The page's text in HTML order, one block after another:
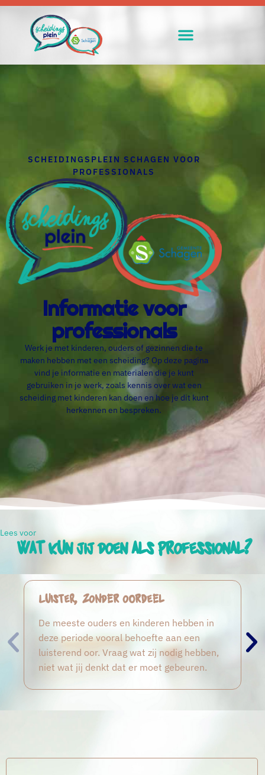
SCHEIDINGSPLEIN SCHAGEN VOOR
PROFESSIONALS
Informatie voor
professionals
Werk je met kinderen, ouders of gezinnen die te
maken hebben met een scheiding? Op deze pagina
vind je informatie en materialen die je kunt
gebruiken in je werk, zoals kennis over wat een
scheiding met kinderen kan doen en hoe je dit kunt
herkennen en bespreken.
Lees voor
Wat kun jij doen als professional?
Luister, zonder oordeel
De meeste ouders en kinderen hebben in
deze periode vooral behoefte aan een
luisterend oor. Vraag wat zij nodig hebben,
niet wat jij denkt dat er moet gebeuren.